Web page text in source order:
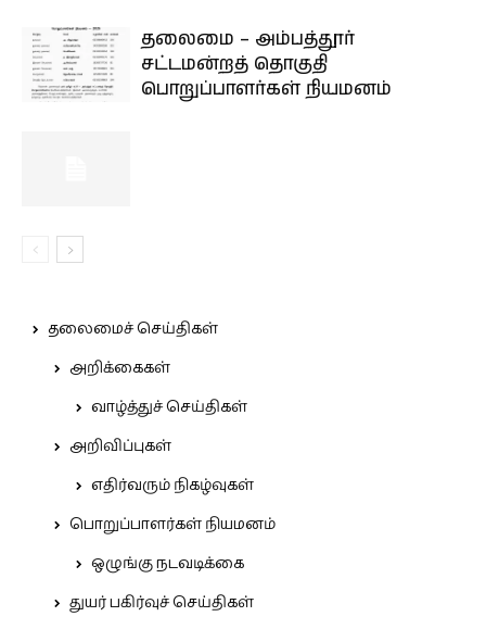
தலைமை – அம்பத்தூர்
சட்டமன்றத் தொகுதி
பொறுப்பாளர்கள் நியமனம்
தலைமைச் செய்திகள்
அறிக்கைகள்
வாழ்த்துச் செய்திகள்
அறிவிப்புகள்
எதிர்வரும் நிகழ்வுகள்
பொறுப்பாளர்கள் நியமனம்
ஒழுங்கு நடவடிக்கை
துயர் பகிர்வுச் செய்திகள்